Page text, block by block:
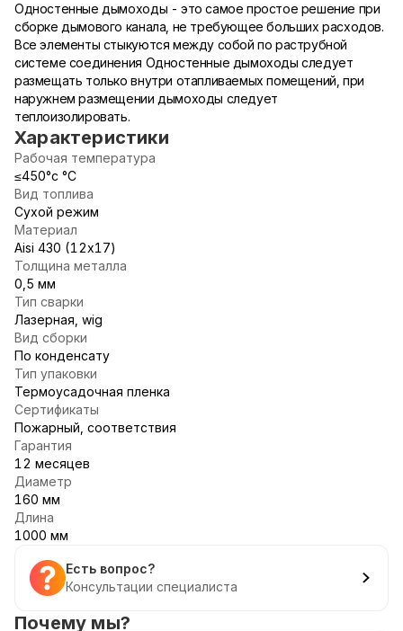
Одностенные дымоходы - это самое простое решение при
сборке дымового канала, не требующее больших расходов.
Все элементы стыкуются между собой по раструбной
системе соединения Одностенные дымоходы следует
размещать только внутри отапливаемых помещений, при
наружнем размещении дымоходы следует
теплоизолировать.
Характеристики
Рабочая температура
≤450°c °С
Вид топлива
Сухой режим
Материал
Aisi 430 (12х17)
Толщина металла
0,5 мм
Тип сварки
Лазерная, wig
Вид сборки
По конденсату
Тип упаковки
Термоусадочная пленка
Сертификаты
Пожарный, соответствия
Гарантия
12 месяцев
Диаметр
160 мм
Длина
1000 мм
Есть вопрос?
Консультации специалиста
Почему мы?